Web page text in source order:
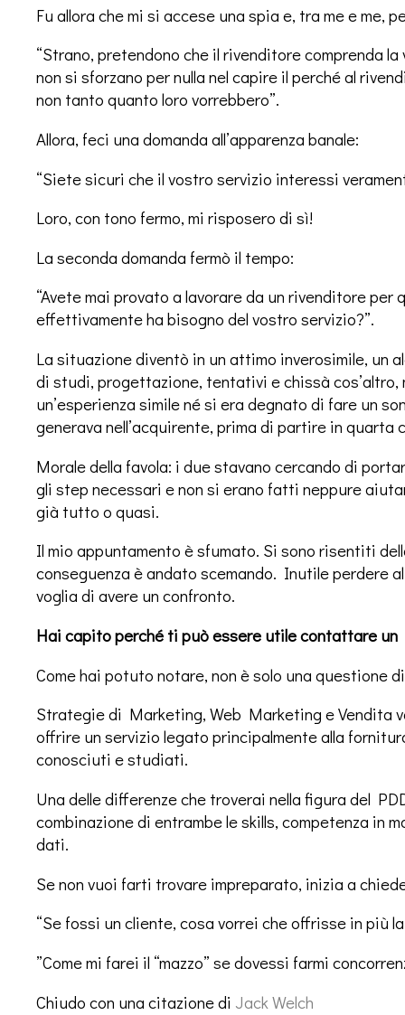
Fu allora che mi si accese una spia e, tra me e me,
“Strano, pretendono che il rivenditore comprenda
non si sforzano per nulla nel capire il perché al
non tanto quanto loro vorrebbero”.
Allora, feci una domanda all’apparenza banale:
“Siete sicuri che il vostro servizio interessi
Loro, con tono fermo, mi risposero di sì!
La seconda domanda fermò il tempo:
“Avete mai provato a lavorare da un rivenditore per
effettivamente ha bisogno del vostro servizio?”.
La situazione diventò in un attimo inverosimile, un
di studi, progettazione, tentativi e chissà cos’altro,
un’esperienza simile né si era degnato di fare un
generava nell’acquirente, prima di partire in quarta
Morale della favola: i due stavano cercando di
gli step necessari e non si erano fatti neppure
già tutto o quasi.
Il mio appuntamento è sfumato. Si sono risentiti
conseguenza è andato scemando. Inutile perdere
voglia di avere un confronto.
Hai capito perché ti può essere utile contattare un
Come hai potuto notare, non è solo una questione
Strategie di Marketing, Web Marketing e Vendita
offrire un servizio legato principalmente alla
conosciuti e studiati.
Una delle differenze che troverai nella figura del
combinazione di entrambe le skills, competenza in
dati.
Se non vuoi farti trovare impreparato, inizia a
“Se fossi un cliente, cosa vorrei che offrisse in più
”Come mi farei il “mazzo” se dovessi farmi
Chiudo con una citazione di Jack Welch